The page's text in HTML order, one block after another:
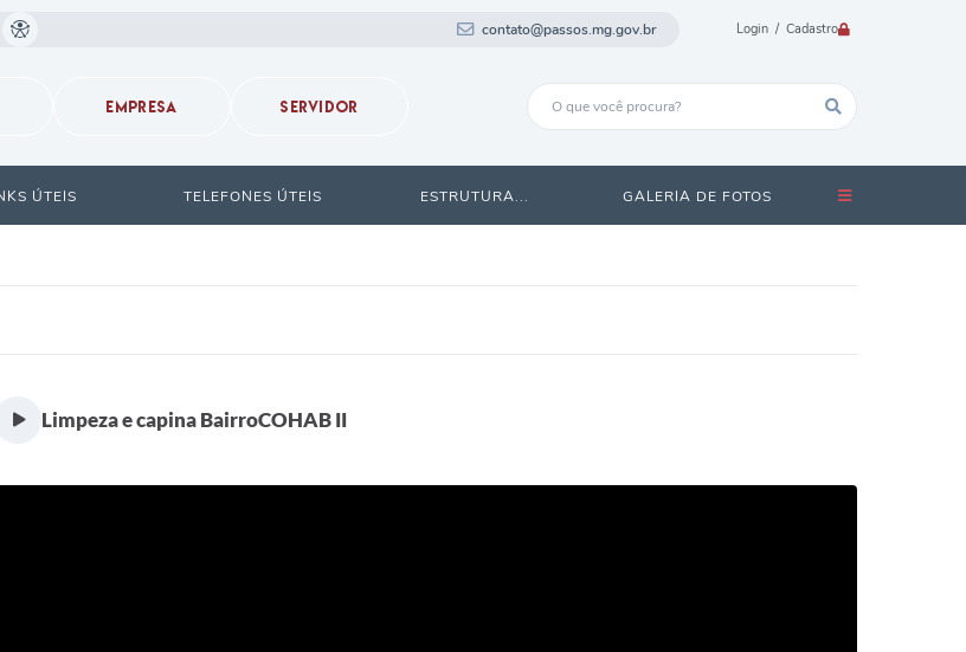
Login / Cadastro
contato@passos.mg.gov.br
EMPRESA SERVIDOR
ÚTEIS TELEFONES ÚTEIS ESTRUTURA... GALERIA DE FOTOS
Limpeza e capina BairroCOHAB II